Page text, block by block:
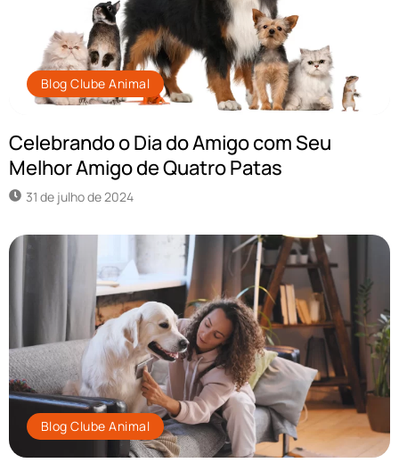
Blog Clube Animal
Celebrando o Dia do Amigo com Seu
Melhor Amigo de Quatro Patas
31 de julho de 2024
Blog Clube Animal